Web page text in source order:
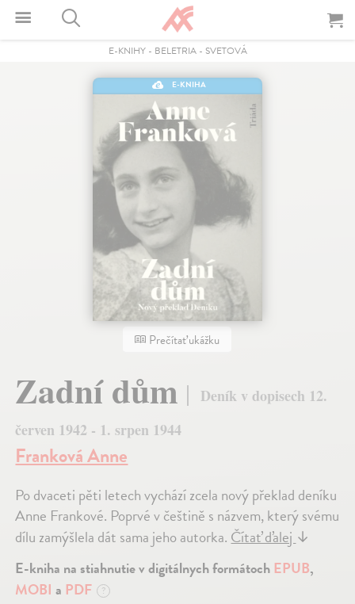
E-KNIHY- BELETRIA- SVETOVÁ
E-KNIHA
Prečítať ukážku
Zadní dům
Deník v dopisech 12.
červen 1942 - 1. srpen 1944
Franková Anne
Po dvaceti pěti letech vychází zcela nový překlad deníku
Anne Frankové. Poprvé v češtině s názvem, který svému
dílu zamýšlela dát sama jeho autorka.Čítať ďalej↓
E-kniha na stiahnutie v digitálnych formátoch EPUB,
MOBI a PDF ?